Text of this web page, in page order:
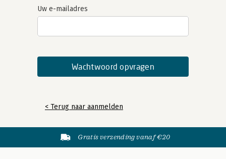
Uw e-mailadres
< Terug naar aanmelden
Gratis verzending vanaf €20